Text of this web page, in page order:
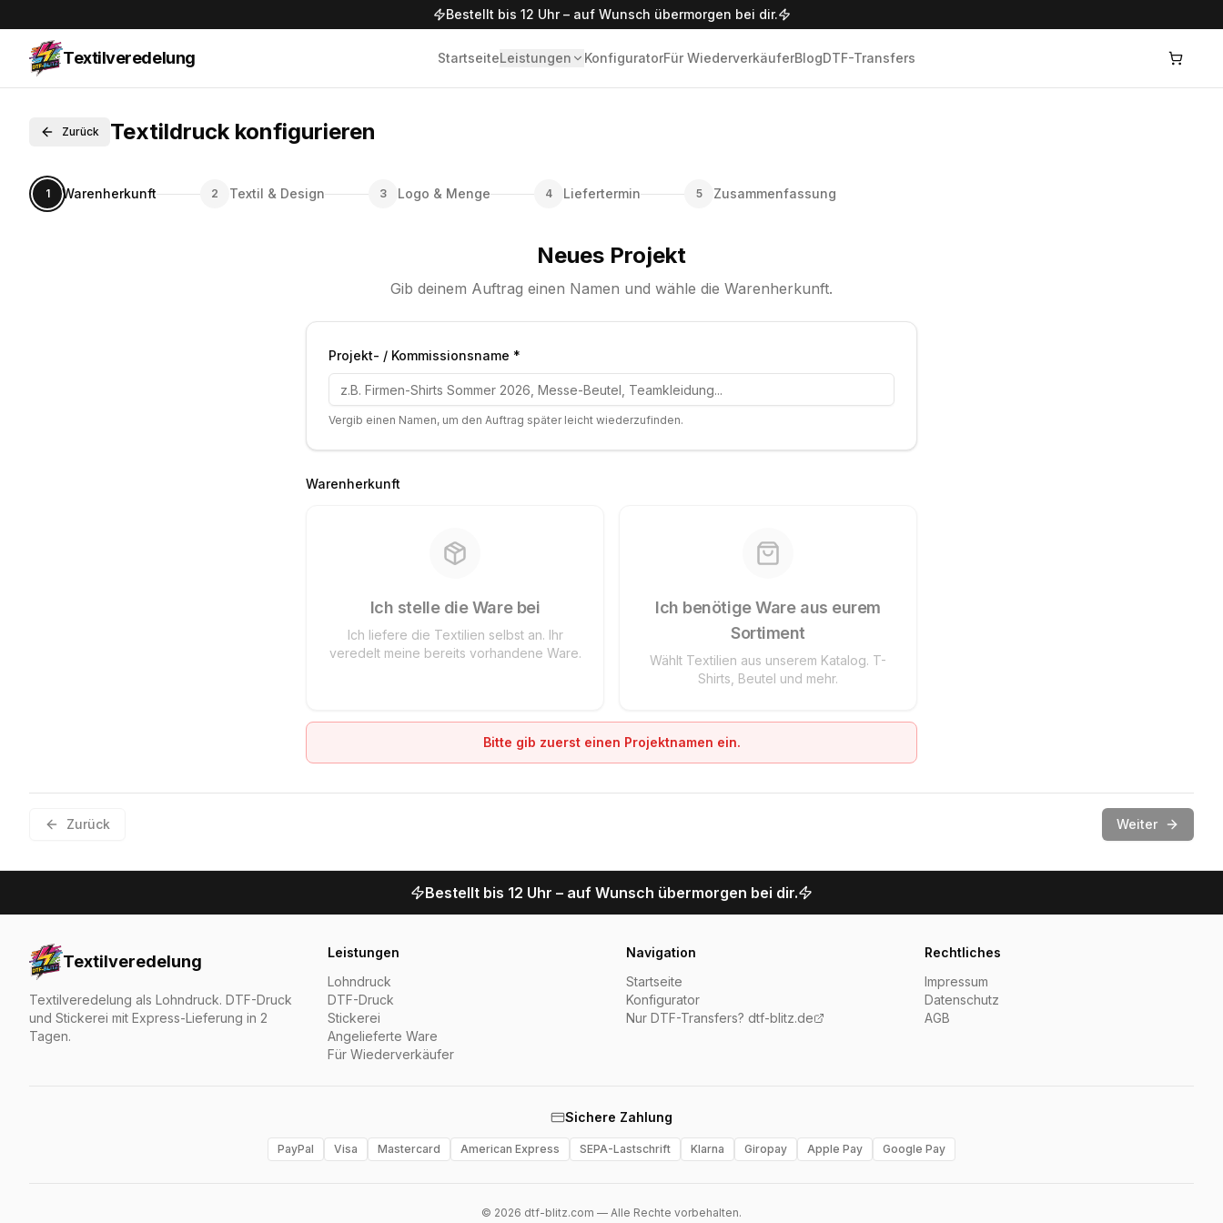
Bestellt bis 12 Uhr – auf Wunsch übermorgen bei dir.
Textilveredelung StartseiteLeistungen KonfiguratorFür WiederverkäuferBlogDTF-Transfers
Zurück Textildruck konfigurieren
1 Warenherkunft 2 Textil & Design 3 Logo & Menge 4 Liefertermin 5 Zusammenfassung
Neues Projekt
Gib deinem Auftrag einen Namen und wähle die Warenherkunft.
Projekt- / Kommissionsname *
Vergib einen Namen, um den Auftrag später leicht wiederzufinden.
Warenherkunft
Ich stelle die Ware bei
Ich liefere die Textilien selbst an. Ihr
veredelt meine bereits vorhandene Ware.
Ich benötige Ware aus eurem
Sortiment
Wählt Textilien aus unserem Katalog. T-
Shirts, Beutel und mehr.
Bitte gib zuerst einen Projektnamen ein.
Zurück Weiter
Bestellt bis 12 Uhr – auf Wunsch übermorgen bei dir.
Textilveredelung
Textilveredelung als Lohndruck. DTF-Druck
und Stickerei mit Express-Lieferung in 2
Tagen.
Leistungen
Lohndruck
DTF-Druck
Stickerei
Angelieferte Ware
Für Wiederverkäufer
Navigation
Startseite
Konfigurator
Nur DTF-Transfers? dtf-blitz.de
Rechtliches
Impressum
Datenschutz
AGB
Sichere Zahlung
PayPal Visa Mastercard American Express SEPA-Lastschrift Klarna Giropay Apple Pay Google Pay
© 2026 dtf-blitz.com — Alle Rechte vorbehalten.